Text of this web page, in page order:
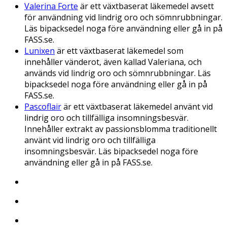
Valerina Forte är ett växtbaserat läkemedel avsett
för användning vid lindrig oro och sömnrubbningar.
Läs bipacksedel noga före användning eller gå in på
FASS.se.
Lunixen är ett växtbaserat läkemedel som
innehåller vänderot, även kallad Valeriana, och
används vid lindrig oro och sömnrubbningar. Läs
bipacksedel noga före användning eller gå in på
FASS.se.
Pascoflairär ett växtbaserat läkemedel använt vid
lindrig oro och tillfälliga insomningsbesvär.
Innehåller extrakt av passionsblomma traditionellt
använt vid lindrig oro och tillfälliga
insomningsbesvär. Läs bipacksedel noga före
användning eller gå in på FASS.se.